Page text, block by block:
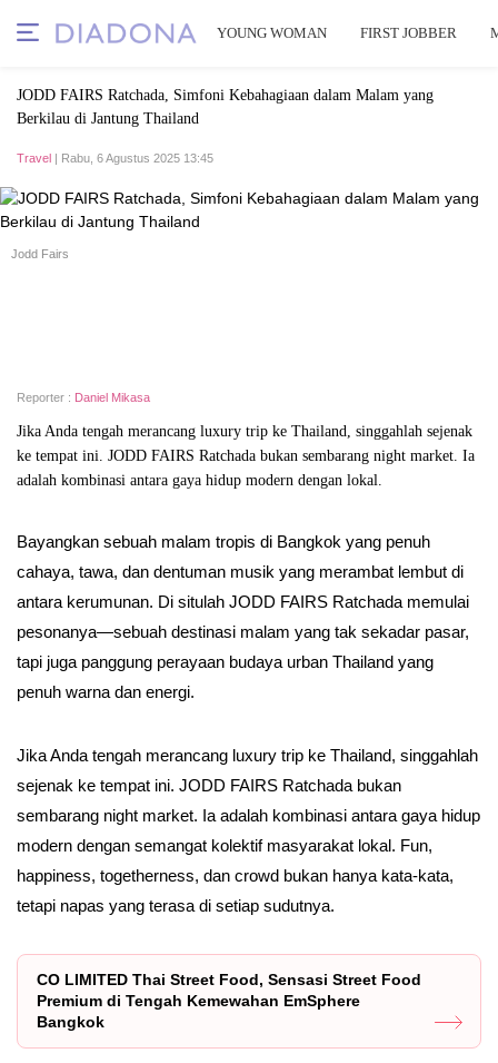
YOUNG WOMAN FIRST JOBBER
JODD FAIRS Ratchada, Simfoni Kebahagiaan dalam Malam yang
Berkilau di Jantung Thailand
Travel | Rabu, 6 Agustus 2025 13:45
Jodd Fairs
Reporter : Daniel Mikasa
Jika Anda tengah merancang luxury trip ke Thailand, singgahlah sejenak
ke tempat ini. JODD FAIRS Ratchada bukan sembarang night market. Ia
adalah kombinasi antara gaya hidup modern dengan lokal.
Bayangkan sebuah malam tropis di Bangkok yang penuh
cahaya, tawa, dan dentuman musik yang merambat lembut di
antara kerumunan. Di situlah JODD FAIRS Ratchada memulai
pesonanya—sebuah destinasi malam yang tak sekadar pasar,
tapi juga panggung perayaan budaya urban Thailand yang
penuh warna dan energi.
Jika Anda tengah merancang luxury trip ke Thailand, singgahlah
sejenak ke tempat ini. JODD FAIRS Ratchada bukan
sembarang night market. Ia adalah kombinasi antara gaya hidup
modern dengan semangat kolektif masyarakat lokal. Fun,
happiness, togetherness, dan crowd bukan hanya kata-kata,
tetapi napas yang terasa di setiap sudutnya.
CO LIMITED Thai Street Food, Sensasi Street Food
Premium di Tengah Kemewahan EmSphere
Bangkok